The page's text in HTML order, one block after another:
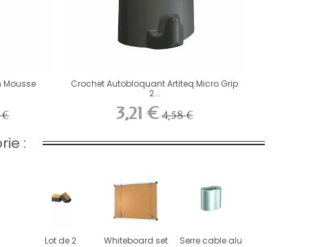
Mousse
€
Crochet Autobloquant Artiteq Micro Grip
2...
3,21 € 4,58 €
:
Lot de 2
Whiteboard set
Serre cable alu